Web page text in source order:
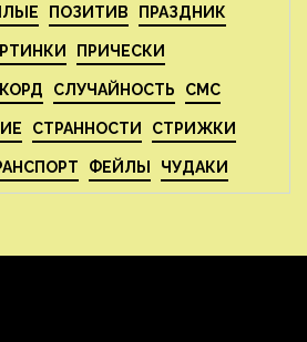
ПОЗИТИВ ПРАЗДНИК
ПРИЧЕСКИ
СЛУЧАЙНОСТЬ СМС
СТРАННОСТИ СТРИЖКИ
ФЕЙЛЫ ЧУДАКИ